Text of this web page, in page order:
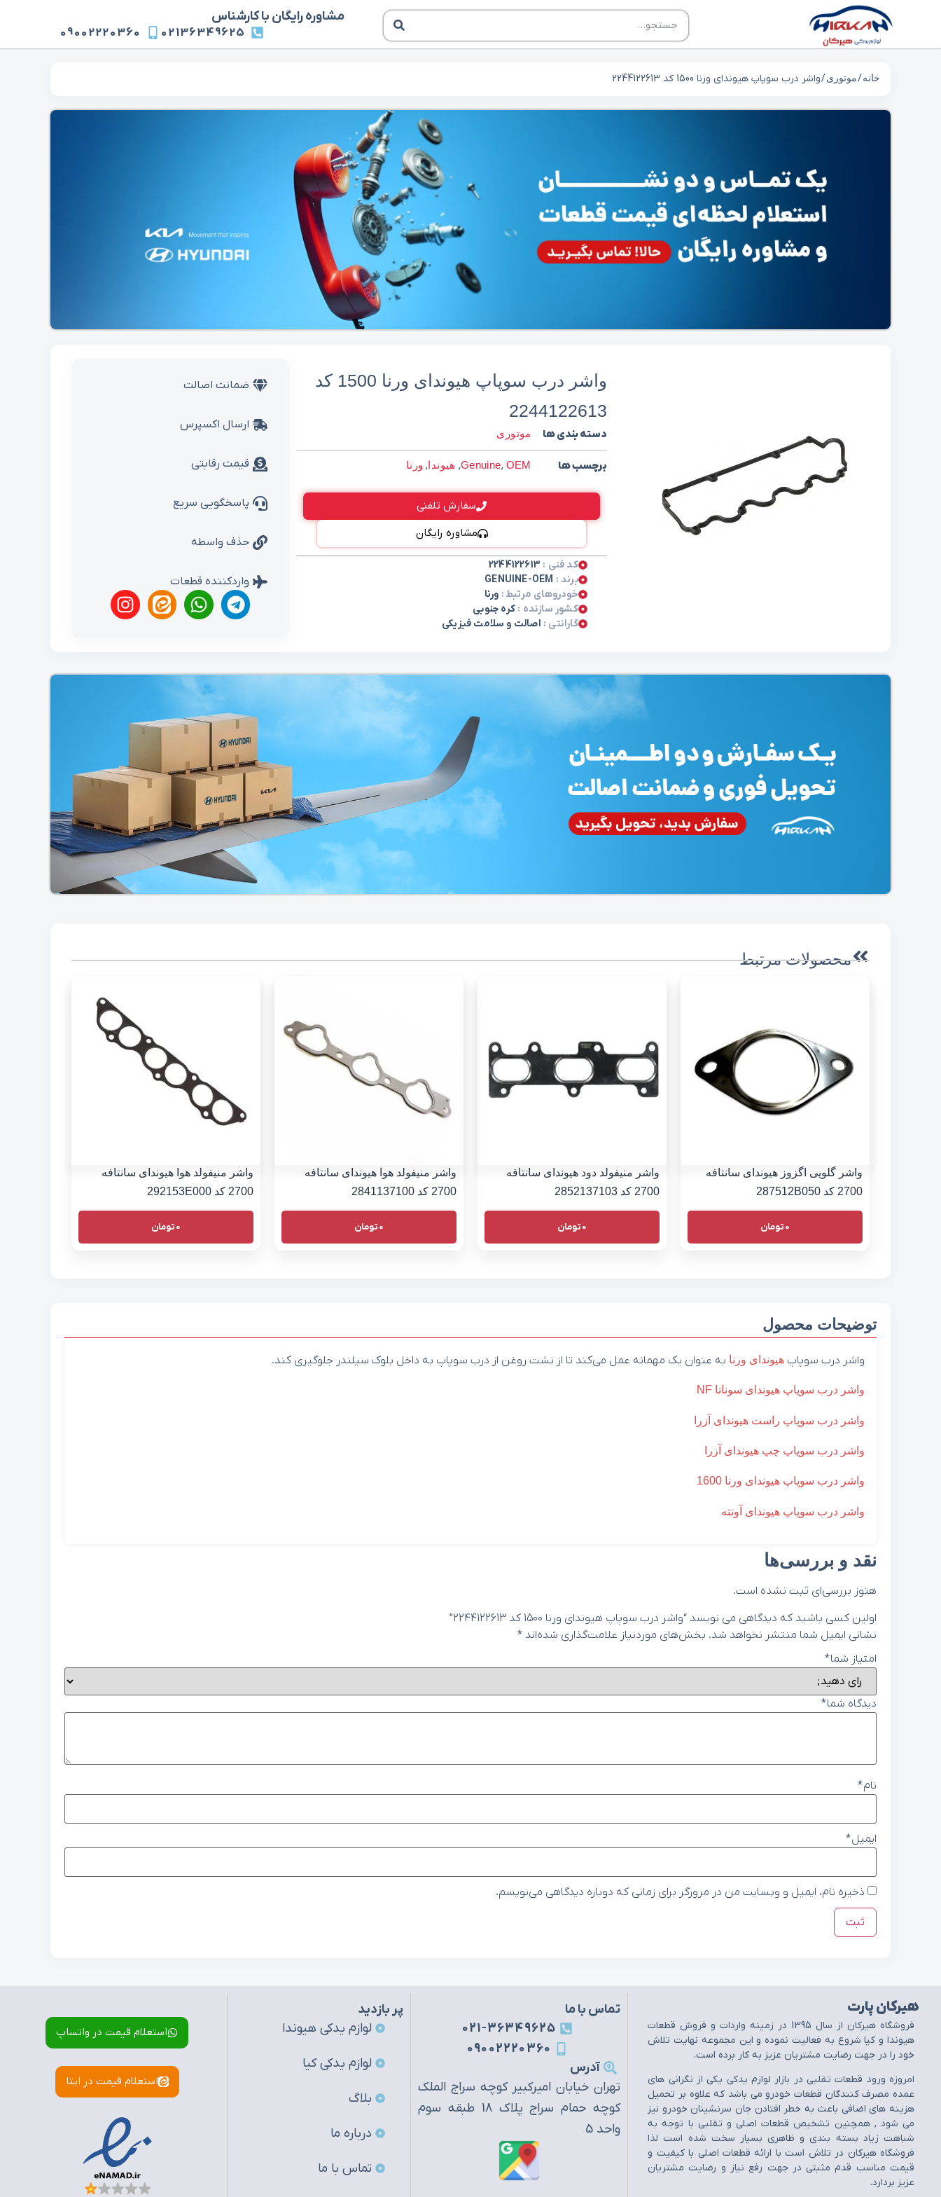
مشاوره رایگان با کارشناس
02136349625
09002220360
خانه/موتوری/ واشر درب سوپاپ هیوندای ورنا 1500 کد 2244122613
واشر درب سوپاپ هیوندای ورنا 1500 کد
2244122613
دسته بندی ها موتوری
برچسب ها Genuine, OEM
, هیوندا, ورنا
سفارش تلفنی
مشاوره رایگان
کد فنی : 2244122613
برند : GENUINE-OEM
خودروهای مرتبط : ورنا
کشور سازنده :کره جنوبی
گارانتی : اصالت و سلامت فیزیکی
ضمانت اصالت
ارسال اکسپرس
قیمت رقابتی
پاسخگویی سریع
حذف واسطه
واردکننده قطعات
محصولات مرتبط
واشر گلویی اگزوز هیوندای سانتافه
2700 کد 287512B050
0تومان
واشر منیفولد دود هیوندای سانتافه
2700 کد 2852137103
0تومان
واشر منیفولد هوا هیوندای سانتافه
2700 کد 2841137100
0تومان
واشر منیفولد هوا هیوندای سانتافه
2700 کد 292153E000
0تومان
توضیحات محصول
واشر درب سوپاپ هیوندای ورنا به عنوان یک مهمانه عمل می‌کند تا از نشت روغن از درب سوپاپ به داخل بلوک سیلندر جلوگیری کند.
واشر درب سوپاپ هیوندای سوناتا NF
واشر درب سوپاپ راست هیوندای آزرا
واشر درب سوپاپ چپ هیوندای آزرا
واشر درب سوپاپ هیوندای ورنا 1600
واشر درب سوپاپ هیوندای آونته
نقد و بررسی‌ها
هنوز بررسی‌ای ثبت نشده است.
اولین کسی باشید که دیدگاهی می نویسد “واشر درب سوپاپ هیوندای ورنا 1500 کد 2244122613”
نشانی ایمیل شما منتشر نخواهد شد. بخش‌های موردنیاز علامت‌گذاری شده‌اند *
امتیاز شما*
دیدگاه شما*
نام*
ایمیل*
ذخیره نام، ایمیل و وبسایت من در مرورگر برای زمانی که دوباره دیدگاهی می‌نویسم.
هیرکان پارت
فروشگاه هيرکان از سال 1395 در زمينه واردات و فروش قطعات
هيوندا و کيا شروع به فعاليت نموده و اين مجموعه نهايت تلاش
خود را در جهت رضايت مشتريان عزيز به کار برده است.
امروزه ورود قطعات تقلبي در بازار لوازم يدکي يکي از نگراني هاي
عمده مصرف کنندگان قطعات خودرو مي باشد که علاوه بر تحميل
هزينه هاي اضافي باعث به خطر افتادن جان سرنشينان خودرو نيز
مي شود , همچنين تشخيص قطعات اصلي و تقلبي با توجه به
شباهت زياد بسته بندي و ظاهري بسيار سخت شده است لذا
فروشگاه هيرکان در تلاش است با ارائه قطعات اصلي با کيفيت و
قيمت مناسب قدم مثبتي در جهت رفع نياز و رضايت مشتريان
عزيز بردارد.
تماس با ما
021-36349625
09002220360
آدرس
تهران خیابان امیرکبیر کوچه سراج الملک
کوچه حمام سراج پلاک 18 طبقه سوم
واحد 5
پر بازدید
لوازم یدکی هیوندا
لوازم یدکی کیا
بلاگ
درباره ما
تماس با ما
استعلام قیمت در واتساپ
استعلام قیمت در ایتا